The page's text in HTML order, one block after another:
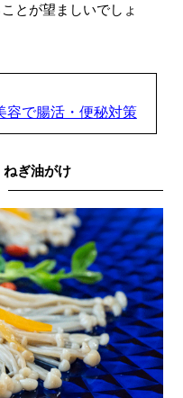
とが望ましいでしょ
容で腸活・便秘対策
ねぎ油がけ